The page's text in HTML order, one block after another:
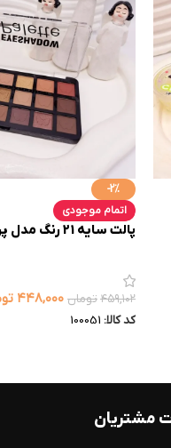
-2%
اتمام موجودی
پالت سایه 21 رنگ مدل پروانه DoDo Girl کد 3063
۴۵۹,۱۰۲ تومان ۴۴۸,۰۰۰
کد کالا: 100051
مشتریان